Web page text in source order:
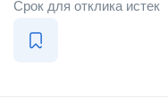
Срок для отклика истек